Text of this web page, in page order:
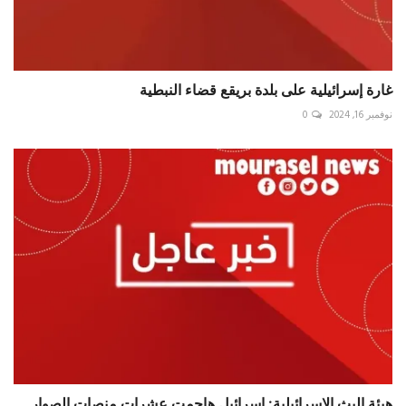
‏غارة ‎إسرائيلية على بلدة بريقع قضاء النبطية
نوفمبر 16, 2024 0